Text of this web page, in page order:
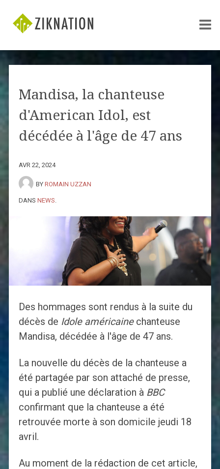
Mandisa, la chanteuse
d'American Idol, est
décédée à l'âge de 47 ans
AVR 22, 2024
BY ROMAIN UZZAN
DANS NEWS
Des hommages sont rendus à la suite du
décès de Idole américainechanteuse
Mandisa, décédée à l'âge de 47 ans.
La nouvelle du décès de la chanteuse a
été partagée par son attaché de presse,
qui a publié une déclaration à BBC
confirmant que la chanteuse a été
retrouvée morte à son domicile jeudi 18
avril.
Au moment de la rédaction de cet article,